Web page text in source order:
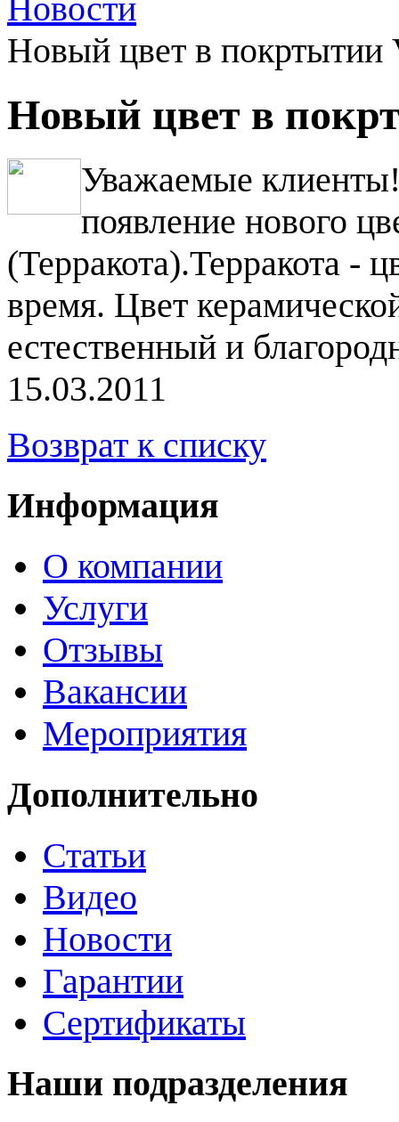
Новости
Новый цвет в покртытии
Новый цвет в
Уважаемые
появление нового
(Терракота).Терракота -
время. Цвет
естественный и
15.03.2011
Возврат к списку
Информация
О компании
Услуги
Отзывы
Вакансии
Мероприятия
Дополнительно
Статьи
Видео
Новости
Гарантии
Сертификаты
Наши подразделения